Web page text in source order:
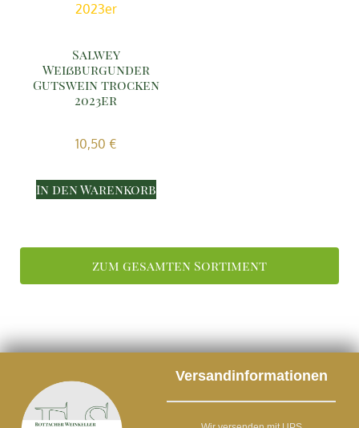
Salwey
Weißburgunder
Gutswein trocken
2023er
10,50 €
In den Warenkorb
zum gesamten Sortiment
Versandinformationen